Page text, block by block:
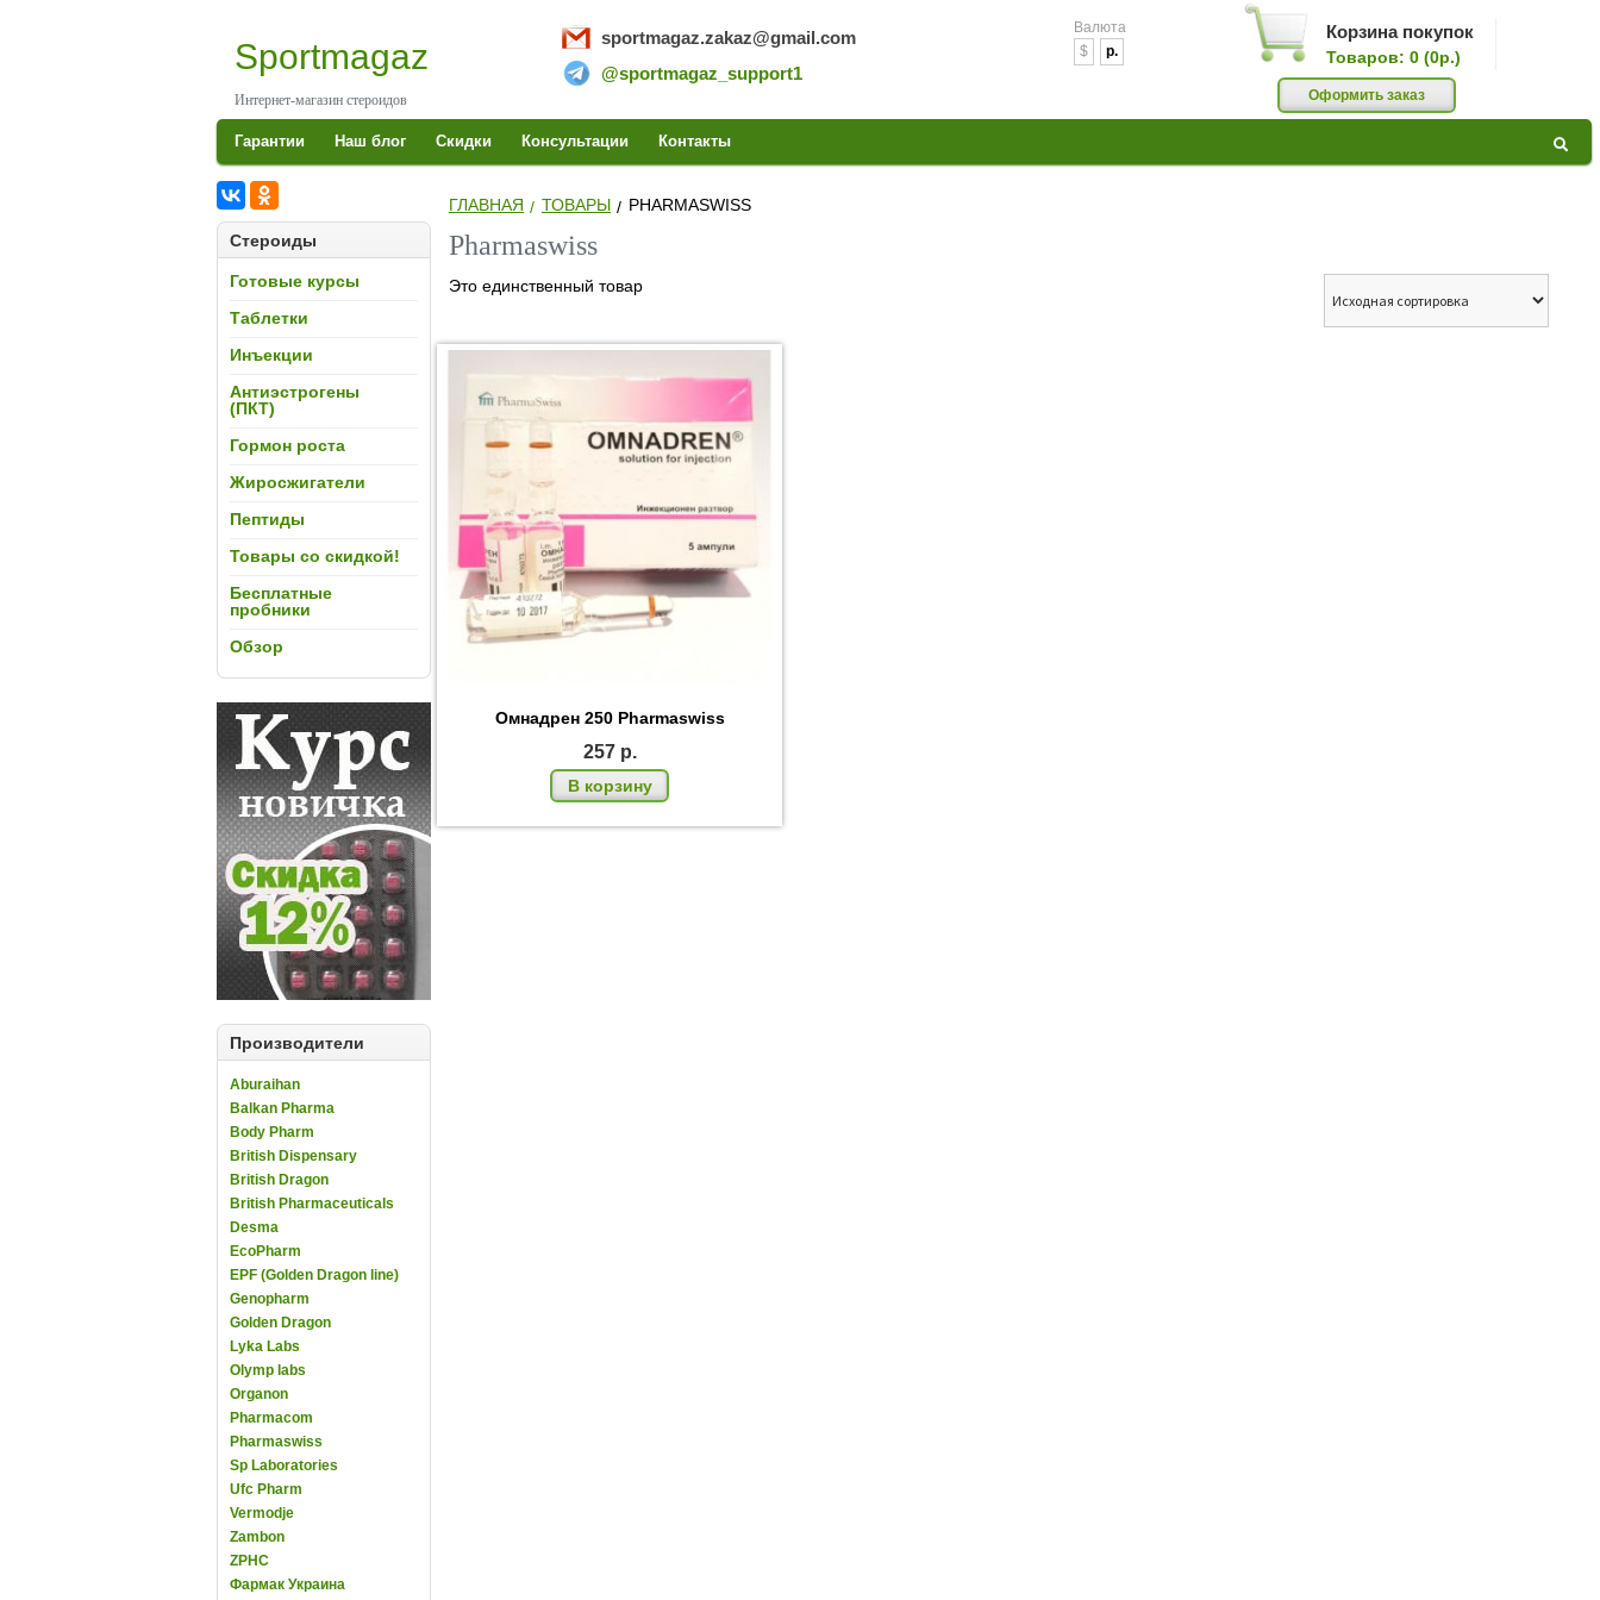
content
Sportmagaz
Интернет-магазин стероидов
sportmagaz.zakaz@gmail.com
@sportmagaz_support1
Валюта
$
p.
Корзина покупок
Товаров: 0 (0р.)
Оформить заказ
SPORTMAGAZ »
КУПИТЬ СТЕРОИДЫ,
ЗАКАЗАТЬ
АНАБОЛИКИ ПО
СПОРТМАГАЗ
Гарантии Наш блог Скидки Консультации Контакты
Стероиды
Готовые курсы
Таблетки
Инъекции
Антиэстрогены
(ПКТ)
Гормон роста
Жиросжигатели
Пептиды
Товары со скидкой!
Бесплатные
пробники
Обзор
Производители
Aburaihan
Balkan Pharma
Body Pharm
British Dispensary
British Dragon
British Pharmaceuticals
Desma
EcoPharm
EPF (Golden Dragon line)
Genopharm
Golden Dragon
Lyka Labs
Olymp labs
Organon
Pharmacom
Pharmaswiss
Sp Laboratories
Ufc Pharm
Vermodje
Zambon
ZPHC
Фармак Украина
ГЛАВНАЯ ТОВАРЫ PHARMASWISS
Pharmaswiss
Это единственный товар
Омнадрен 250 Pharmaswiss
257 р.
В корзину